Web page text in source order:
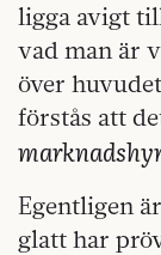
ligga avigt
vad man är
över
förstås att
Egentligen
glatt har